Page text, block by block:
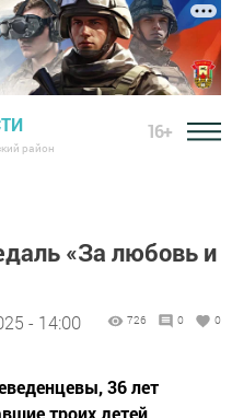
район
16+
«За любовь и
- 14:00 726 0 0
36 лет